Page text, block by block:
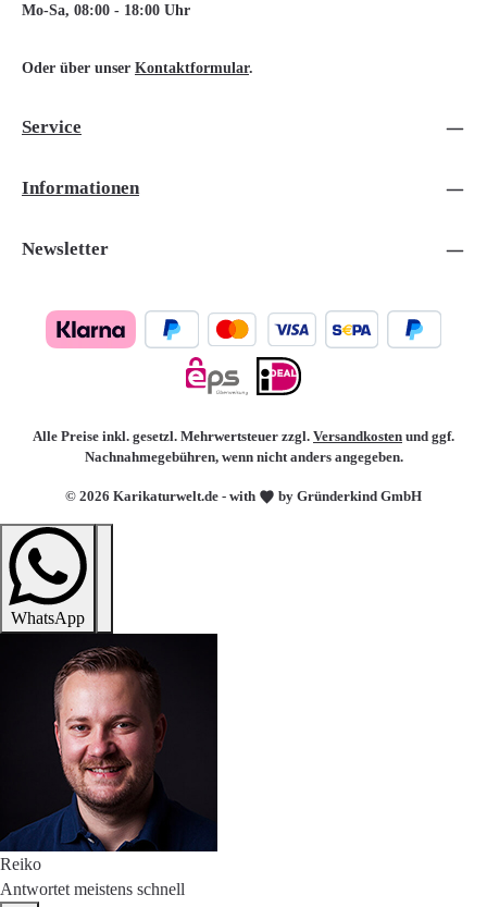
Mo-Sa, 08:00 - 18:00 Uhr
Oder über unser Kontaktformular.
Service
Informationen
Newsletter
© 2026 Karikaturwelt.de - with by Gründerkind GmbH
Alle Preise inkl. gesetzl. Mehrwertsteuer zzgl. Versandkosten und ggf.
Nachnahmegebühren, wenn nicht anders angegeben.
WhatsApp
Reiko
Antwortet meistens schnell